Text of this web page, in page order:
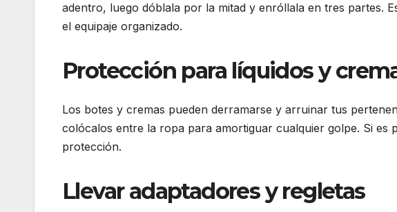
adentro, luego dóblala por la mitad y enróllala en tres partes.
el equipaje organizado.
Protección para líquidos y
Los botes y cremas pueden derramarse y arruinar tus
colócalos entre la ropa para amortiguar cualquier golpe. Si es
protección.
Llevar adaptadores y regletas